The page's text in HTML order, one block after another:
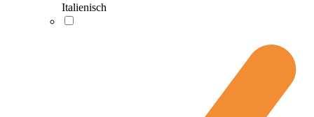
Italienisch